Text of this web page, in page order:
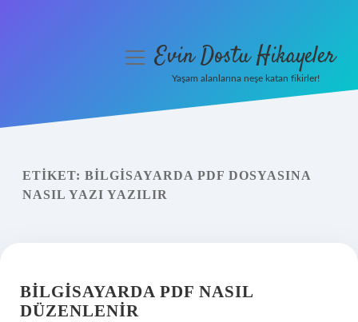
Yasal Uyarı
menüyüEvin Dostu Hikayeler
Yaşam alanlarına neşe katan fikirler!
ETIKET: BILGISAYARDA PDF DOSYASINA
NASIL YAZI YAZILIR
BILGISAYARDA PDF NASIL
DÜZENLENIR